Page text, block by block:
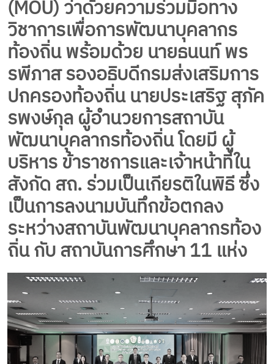
(MOU) ว่าด้วยความร่วมมือทาง
วิชาการเพื่อการพัฒนาบุคลากร
ท้องถิ่น พร้อมด้วย นายธนนท์ พร
รพีภาส รองอธิบดีกรมส่งเสริมการ
ปกครองท้องถิ่น นายประเสริฐ สุภัค
รพงษ์กุล ผู้อำนวยการสถาบัน
พัฒนาบุคลากรท้องถิ่น โดยมี ผู้
บริหาร ข้าราชการและเจ้าหน้าที่ใน
สังกัด สถ. ร่วมเป็นเกียรติในพิธี ซึ่ง
เป็นการลงนามบันทึกข้อตกลง
ระหว่างสถาบันพัฒนาบุคลากรท้อง
ถิ่น กับ สถาบันการศึกษา 11 แห่ง